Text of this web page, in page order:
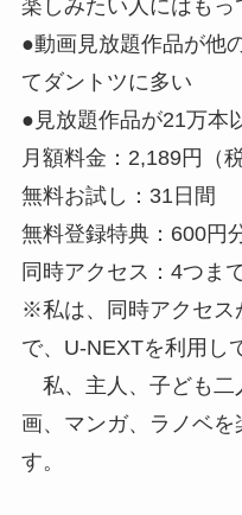
楽しみたい人にはもっ
●動画見放題作品が他
てダントツに多い
●見放題作品が21万本
月額料金：2,189円（税
無料お試し：31日間
無料登録特典：600円
同時アクセス：4つま
※私は、同時アクセス
で、U-NEXTを利用し
私、主人、子ども二
画、マンガ、ラノベ
す。